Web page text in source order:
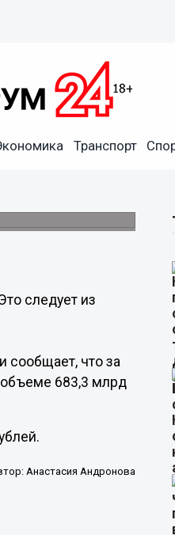
Транспорт
следует из
сообщает, что за
объеме 683,3 млрд
Анастасия Андронова